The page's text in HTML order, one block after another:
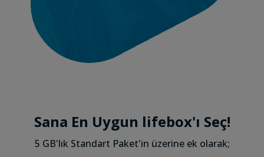
Sana En Uygun lifebox'ı Seç!
5 GB'lık Standart Paket'in üzerine ek olarak;